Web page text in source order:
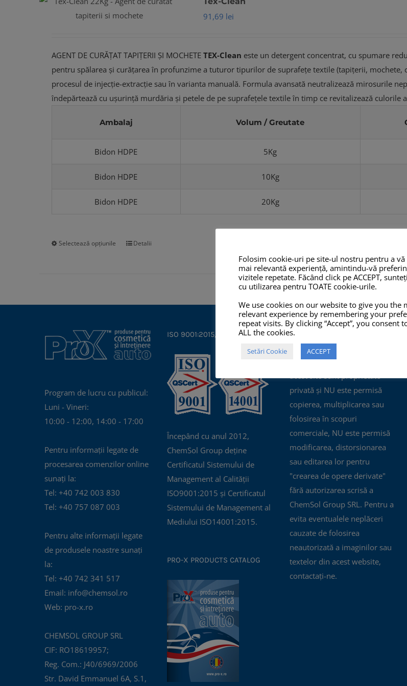
91,69 lei
AGENT DE CURĂȚAT TAPIȚERII ȘI MOCHETE TEX-Clean este un detergent concentrat, cu spumare
pentru spălarea și curățarea în profunzime a tuturor tipurilor de suprafețe textile (tapițerii, mochete,
procesul de injecție-extracție sau în varianta manuală. Formula avansată neutralizează mirosurile
îndepărtează cu ușurință murdăria și petele de pe suprafețele textile în timp ce revitalizează culorile
Ambalaj Volum / Greutate
Bidon HDPE 5Kg
Bidon HDPE 10Kg
Bidon HDPE 20Kg
Selectează opțiunile
Acest
multe
Opțiunile
pot
fi
în
produsului.
Detalii
Program de lucru cu publicul:
Luni - Vineri:
10:00 - 12:00, 14:00 - 17:00
Pentru informații legate de
procesarea comenzilor online
sunați la:
Tel: +40 742 003 830
Tel: +40 757 087 003
Pentru alte informații legate
de produsele noastre sunați
la:
Tel: +40 742 341 517
Email: info@chemsol.ro
Web: pro-x.ro
CHEMSOL GROUP SRL
CIF: RO18619957;
Reg. Com.: J40/6969/2006
Str. David Emmanuel 6A, S.1,
ISO 9001:2015, ISO 14001:2015
Începând cu anul 2012,
ChemSol Group deține
Certificatul Sistemului de
Management al Calității
ISO9001:2015 și Certificatul
Sistemului de Management al
Mediului ISO14001:2015.
PRO-X PRODUCTS CATALOG
COPYRIGHT
TOATE imaginile și textele din
acest site sunt proprietate
privată și NU este permisă
copierea, multiplicarea sau
folosirea în scopuri
comerciale, NU este permisă
modificarea, distorsionarea
sau editarea lor pentru
"crearea de opere derivate"
fără autorizarea scrisă a
ChemSol Group SRL. Pentru a
evita eventualele neplăceri
cauzate de folosirea
neautorizată a imaginilor sau
textelor din acest website,
contactați-ne.
Folosim cookie-uri pe site-ul nostru pentru a vă
mai relevantă experiență, amintindu-vă
vizitele repetate. Făcând click pe ACCEPT,
cu utilizarea pentru TOATE cookie-urile.
We use cookies on our website to give you the
relevant experience by remembering your
repeat visits. By clicking “Accept”, you consent
ALL the cookies.
Setări Cookie ACCEPT